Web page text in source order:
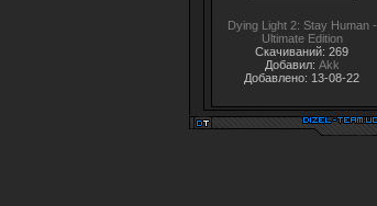
Dying Light 2: Stay Human -
Ultimate Edition
Скачиваний: 269
Добавил: Akk
Добавлено: 13-08-22